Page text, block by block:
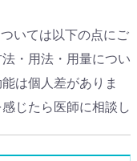
いては以下の点にご
・用法・用量につい
は個人差がありま
じたら医師に相談し